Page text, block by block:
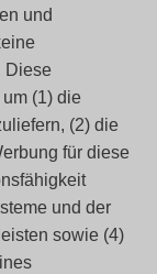
und
Diese
(1) die
(2) die
für diese
und der
sowie (4)